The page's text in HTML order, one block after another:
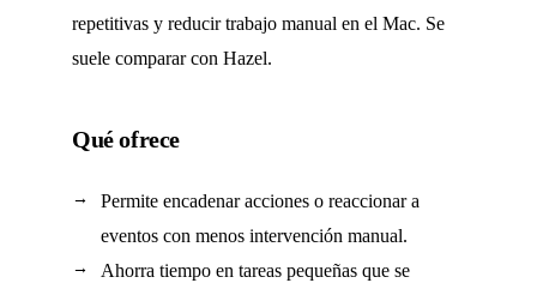
repetitivas y reducir trabajo manual en el Mac. Se
suele comparar con Hazel.
Qué ofrece
Permite encadenar acciones o reaccionar a
eventos con menos intervención manual.
Ahorra tiempo en tareas pequeñas que se